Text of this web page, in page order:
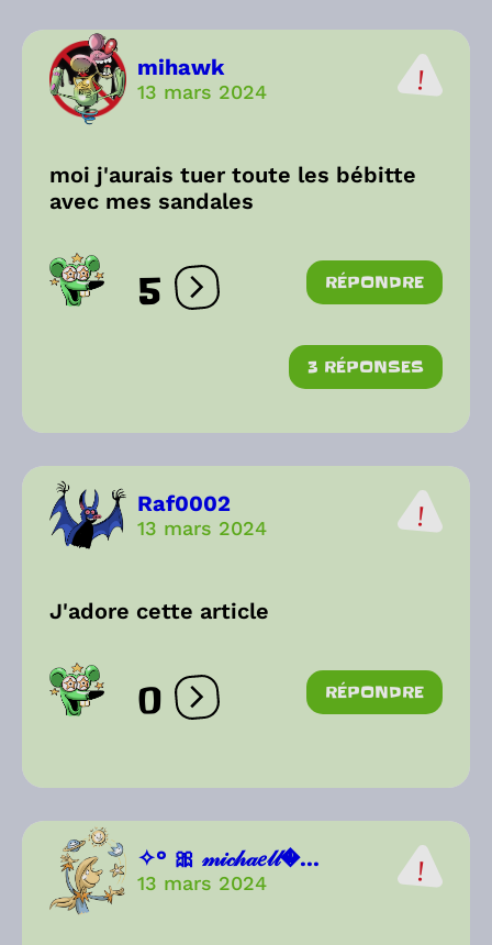
mihawk
13 mars 2024
moi j'aurais tuer toute les bébitte
avec mes sandales
5 Ouvrir les réactions
RÉPONDRE
3 RÉPONSES
Raf0002
13 mars 2024
J'adore cette article
0 Ouvrir les réactions
RÉPONDRE
✧° 🎀 𝓂𝒾𝒸𝒽𝒶𝑒𝓁𝓁...
13 mars 2024